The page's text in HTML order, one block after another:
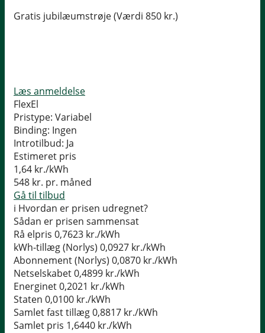
Gratis jubilæumstrøje (Værdi 850 kr.)
Læs anmeldelse
FlexEl
Pristype: Variabel
Binding: Ingen
Introtilbud: Ja
Estimeret pris
1,64 kr./kWh
548 kr. pr. måned
Gå til tilbud
i Hvordan er prisen udregnet?
Sådan er prisen sammensat
Rå elpris 0,7623 kr./kWh
kWh-tillæg (Norlys) 0,0927 kr./kWh
Abonnement (Norlys) 0,0870 kr./kWh
Netselskabet0,4899 kr./kWh
Energinet0,2021 kr./kWh
Staten 0,0100 kr./kWh
Samlet fast tillæg0,8817 kr./kWh
Samlet pris 1,6440 kr./kWh